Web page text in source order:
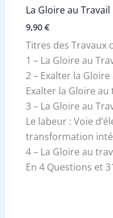
La Gloire au Travail
9,90 €
Titres des Travaux
1 – La Gloire au
2 – Exalter la
Exalter la Gloire au
3 – La Gloire au
Le labeur : Voie
transformation
4 – La Gloire au
En 4 Questions et